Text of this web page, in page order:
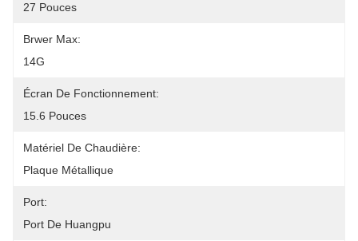
27 Pouces
Brwer Max:
14G
Écran De Fonctionnement:
15.6 Pouces
Matériel De Chaudière:
Plaque Métallique
Port:
Port De Huangpu